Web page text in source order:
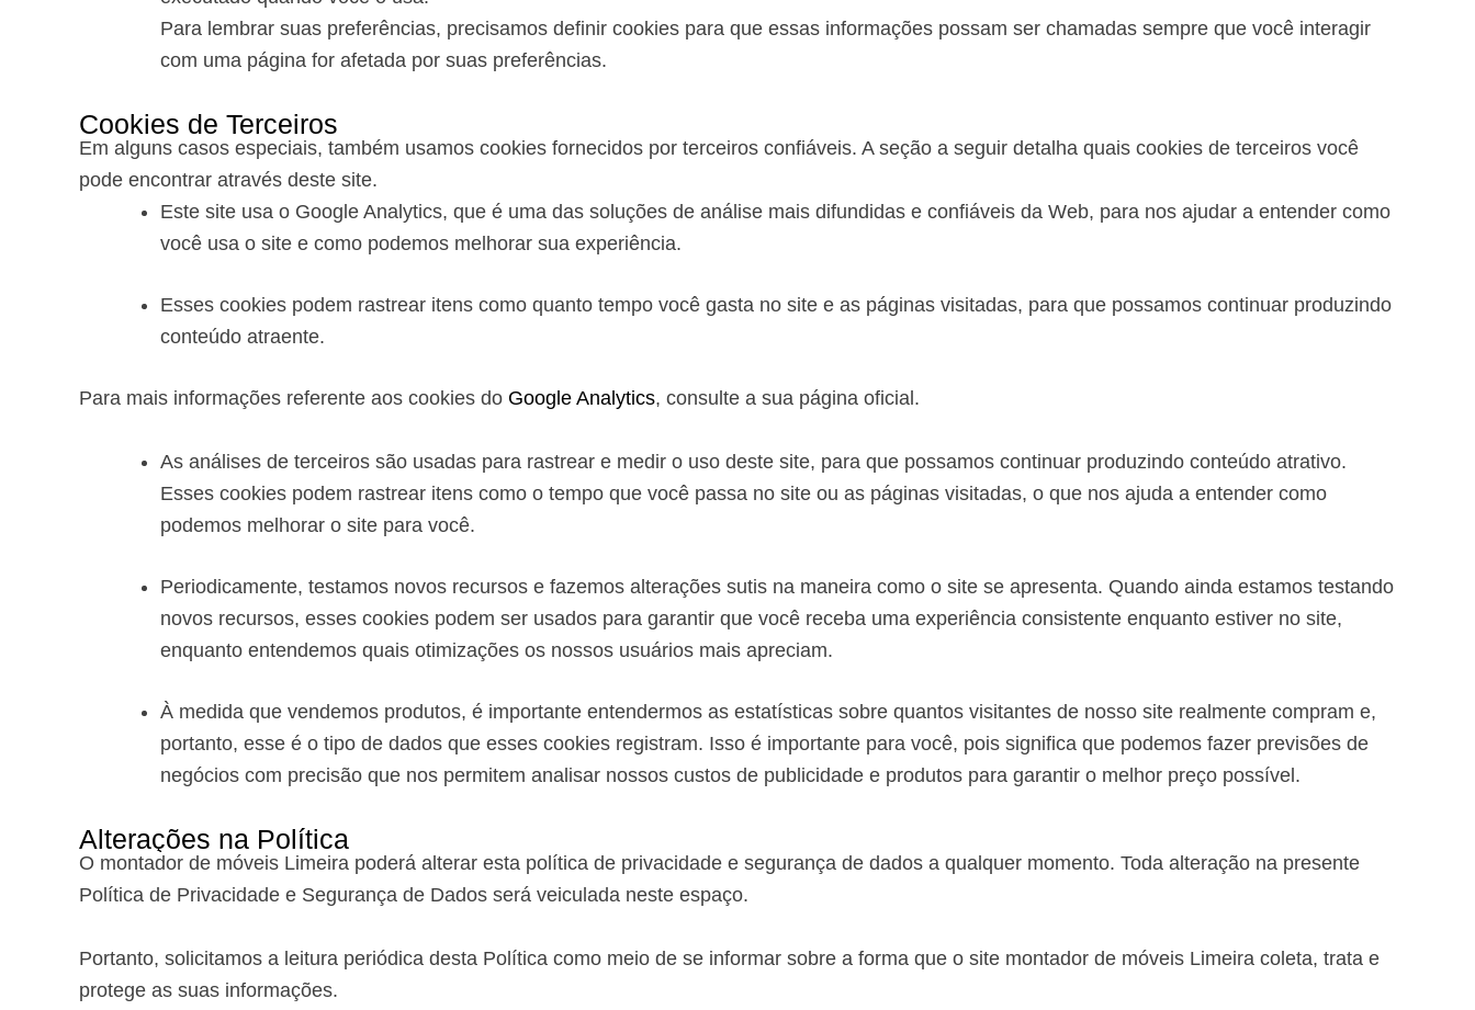
Para lembrar suas preferências, precisamos definir cookies para que essas informações possam ser chamadas sempre que você interagir
com uma página for afetada por suas preferências.
Cookies de Terceiros
Em alguns casos especiais, também usamos cookies fornecidos por terceiros confiáveis. A seção a seguir detalha quais cookies de terceiros você
pode encontrar através deste site.
Este site usa o Google Analytics, que é uma das soluções de análise mais difundidas e confiáveis da Web, para nos ajudar a entender como
você usa o site e como podemos melhorar sua experiência.
Esses cookies podem rastrear itens como quanto tempo você gasta no site e as páginas visitadas, para que possamos continuar produzindo
conteúdo atraente.
Para mais informações referente aos cookies do Google Analytics, consulte a sua página oficial.
As análises de terceiros são usadas para rastrear e medir o uso deste site, para que possamos continuar produzindo conteúdo atrativo.
Esses cookies podem rastrear itens como o tempo que você passa no site ou as páginas visitadas, o que nos ajuda a entender como
podemos melhorar o site para você.
Periodicamente, testamos novos recursos e fazemos alterações sutis na maneira como o site se apresenta. Quando ainda estamos testando
novos recursos, esses cookies podem ser usados para garantir que você receba uma experiência consistente enquanto estiver no site,
enquanto entendemos quais otimizações os nossos usuários mais apreciam.
À medida que vendemos produtos, é importante entendermos as estatísticas sobre quantos visitantes de nosso site realmente compram e,
portanto, esse é o tipo de dados que esses cookies registram. Isso é importante para você, pois significa que podemos fazer previsões de
negócios com precisão que nos permitem analisar nossos custos de publicidade e produtos para garantir o melhor preço possível.
Alterações na Política
O montador de móveis Limeira poderá alterar esta política de privacidade e segurança de dados a qualquer momento. Toda alteração na presente
Política de Privacidade e Segurança de Dados será veiculada neste espaço.
Portanto, solicitamos a leitura periódica desta Política como meio de se informar sobre a forma que o site montador de móveis Limeira coleta, trata e
protege as suas informações.